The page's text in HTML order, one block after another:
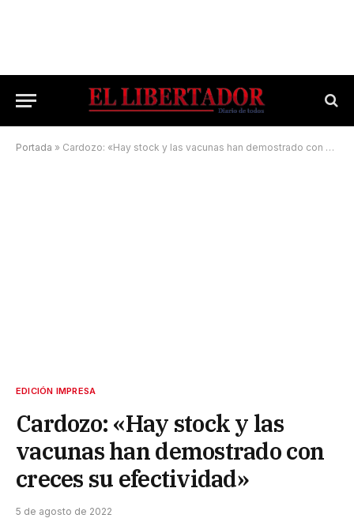
Portada » Cardozo: «Hay stock y las vacunas han demostrado con creces su efectividad»
EDICIÓN IMPRESA
Cardozo: «Hay stock y las
vacunas han demostrado con
creces su efectividad»
5 de agosto de 2022